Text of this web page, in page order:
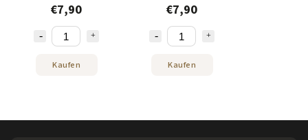
€7,90
Kaufen
€7,90
Kaufen